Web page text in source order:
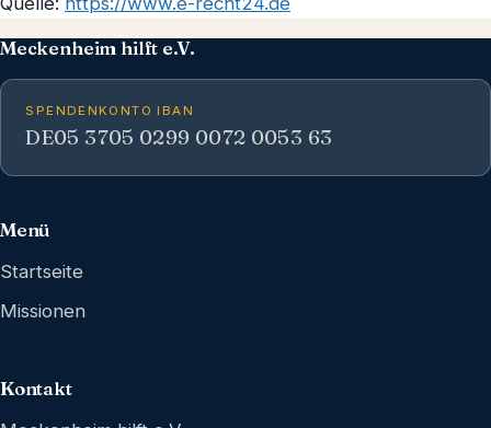
Meckenheim hilft e.V.
SPENDENKONTO IBAN
DE05 3705 0299 0072 0053 63
Menü
Startseite
Missionen
Kontakt